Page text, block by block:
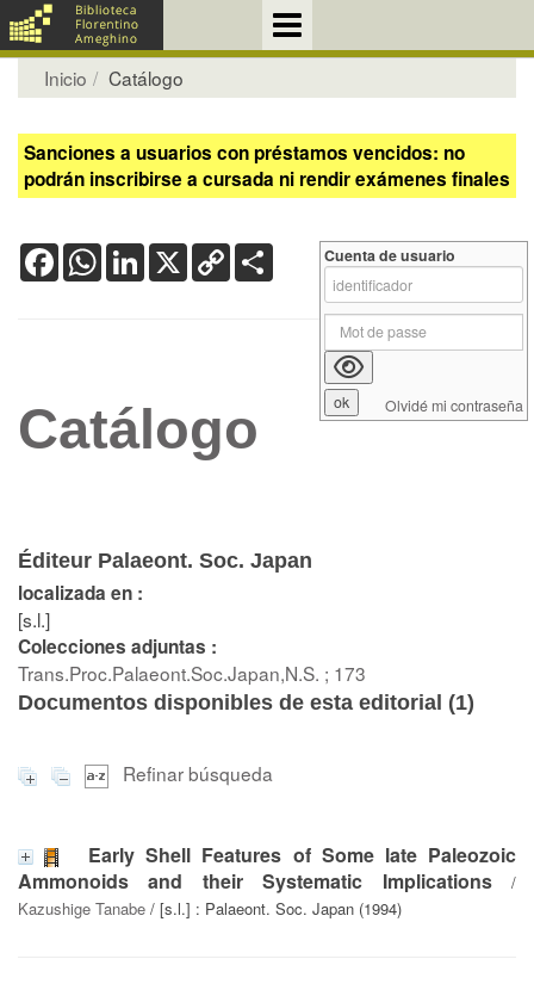
Inicio Catálogo
Sanciones a usuarios con préstamos vencidos: no
podrán inscribirse a cursada ni rendir exámenes finales
FacebookWhatsApp
LinkedIn
X Copy
Link
Catálogo
Éditeur Palaeont. Soc. Japan
localizada en :
[s.l.]
Colecciones adjuntas :
Trans.Proc.Palaeont.Soc.Japan,N.S. ; 173
Documentos disponibles de esta editorial (1)
Refinar búsqueda
Early Shell Features of Some late Paleozoic
Ammonoids and their Systematic Implications/
Kazushige Tanabe / [s.l.] : Palaeont. Soc. Japan (1994)
Cuenta de usuario
Olvidé mi contraseña